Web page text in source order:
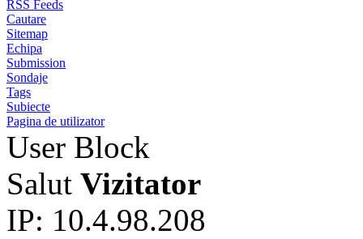
RSS Feeds
Cautare
Sitemap
Echipa
Submission
Sondaje
Tags
Subiecte
Pagina de utilizator
User Block
Salut Vizitator
IP: 10.4.98.208